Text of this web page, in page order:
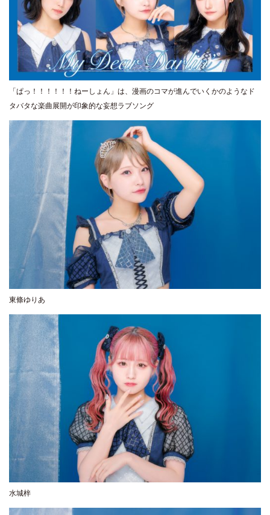
「ぱっ！！！！！！ねーしょん」は、漫画のコマが進んでいくかのようなド
タバタな楽曲展開が印象的な妄想ラブソング
東條ゆりあ
水城梓